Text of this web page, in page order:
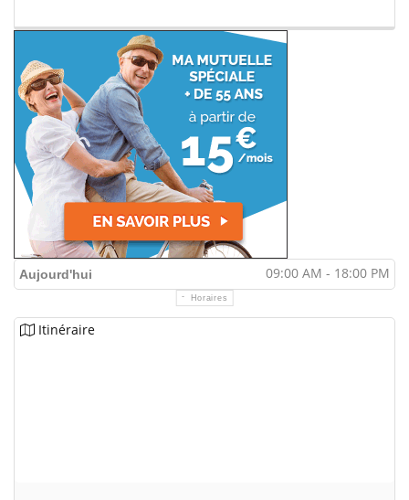
Aujourd'hui 09:00 AM - 18:00 PM
Horaires
Itinéraire